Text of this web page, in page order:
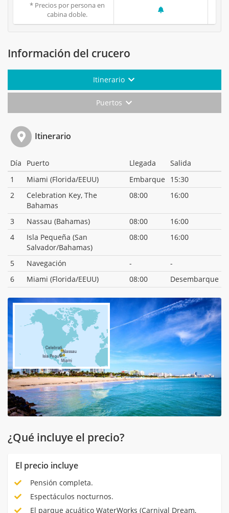
* Precios por persona en
cabina doble.
Información del crucero
Itinerario
Puertos
Itinerario
Día Puerto Llegada
Salida
1
Miami (Florida/EEUU) Embarque
15:30
2
Celebration Key, The
Bahamas
08:00 16:00
3 Nassau (Bahamas) 08:00
16:00
4
Isla Pequeña (San
Salvador/Bahamas)
08:00 16:00
5 Navegación -
-
6
Miami (Florida/EEUU) 08:00 Desembarque
¿Qué incluye el precio?
El precio incluye
Pensión completa.
Espectáculos nocturnos.
El parque acuático WaterWorks (Carnival Dream,